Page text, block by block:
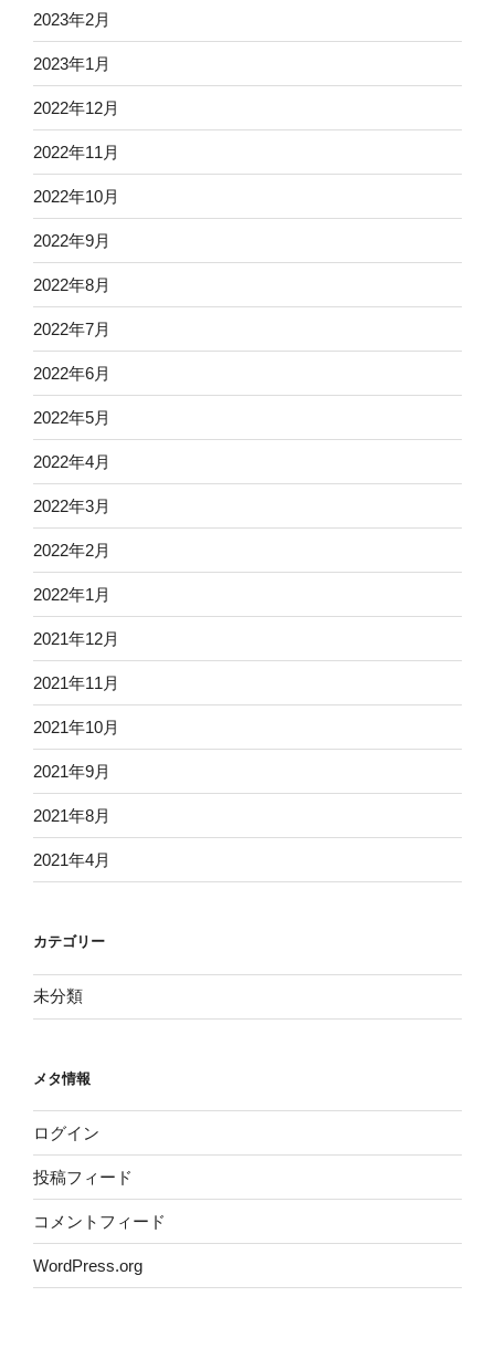
2023年2月
2023年1月
2022年12月
2022年11月
2022年10月
2022年9月
2022年8月
2022年7月
2022年6月
2022年5月
2022年4月
2022年3月
2022年2月
2022年1月
2021年12月
2021年11月
2021年10月
2021年9月
2021年8月
2021年4月
カテゴリー
未分類
メタ情報
ログイン
投稿フィード
コメントフィード
WordPress.org